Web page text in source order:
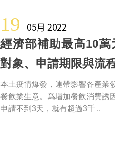
19 05月 2022
經濟部補助最高10
對象、申請期限與流
本土疫情爆發，連帶影響各產業
餐飲業生意。爲增加餐飲消費誘
申請不到3天，就有超過3千...